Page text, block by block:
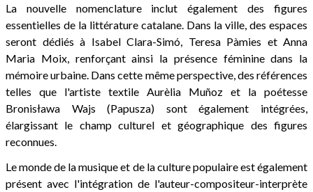
La nouvelle nomenclature inclut également des figures
essentielles de la littérature catalane. Dans la ville, des espaces
seront dédiés à Isabel Clara-Simó, Teresa Pàmies et Anna
Maria Moix, renforçant ainsi la présence féminine dans la
mémoire urbaine. Dans cette même perspective, des références
telles que l'artiste textile Aurèlia Muñoz et la poétesse
Bronisława Wajs (Papusza) sont également intégrées,
élargissant le champ culturel et géographique des figures
reconnues.
Le monde de la musique et de la culture populaire est également
présent avec l'intégration de l'auteur-compositeur-interprète